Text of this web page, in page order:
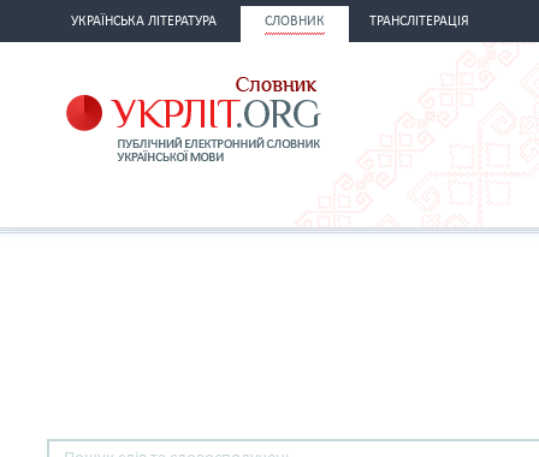
УКРАЇНСЬКА ЛІТЕРАТУРА СЛОВНИК ТРАНСЛІТЕРАЦІЯ